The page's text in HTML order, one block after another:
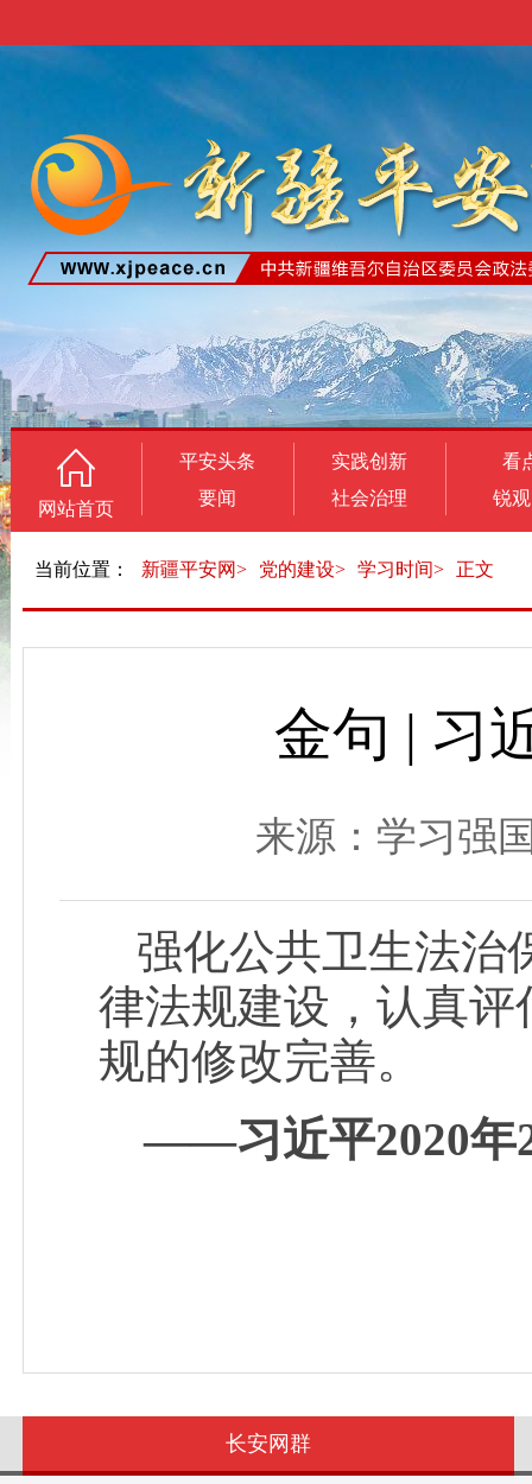
网站首页
平安头条
要闻
实践创新
社会治理
看
锐
当前位置： 新疆平安网> 党的建设> 学习时间> 正文
金句 | 习
来源：学习强
强化公共卫生法治
律法规建设，认真
规的修改完善。
——习近平2020年
长安网群